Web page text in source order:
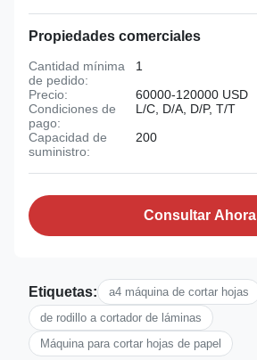
Propiedades comerciales
Cantidad mínima
de pedido:
1
Precio:
60000-120000 USD
Condiciones de
pago:
L/C, D/A, D/P, T/T
Capacidad de
suministro:
200
Consultar Ahora
Etiquetas:
a4 máquina de cortar hojas
de rodillo a cortador de láminas
Máquina para cortar hojas de papel